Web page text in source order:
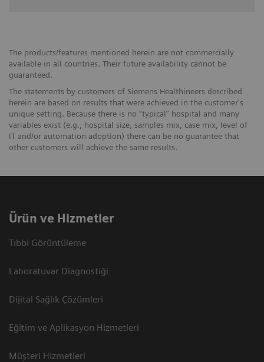
The products/features mentioned herein are not commercially
available in all countries. Their future availability cannot be
guaranteed.
The statements by customers of Siemens Healthineers described
herein are based on results that were achieved in the customer's
unique setting. Because there is no “typical” hospital and many
variables exist (e.g., hospital size, samples mix, case mix, level of
IT and/or automation adoption) there can be no guarantee that
other customers will achieve the same results.
Ürün ve Hizmetler
Tıbbi Görüntüleme
Laboratuvar Diagnostiği
Dijital Sağlık Çözümleri
Eğitim ve Aplikasyon Hizmetleri
Müşteri Hizmetleri